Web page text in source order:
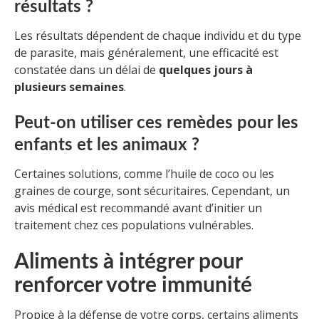
résultats ?
Les résultats dépendent de chaque individu et du type
de parasite, mais généralement, une efficacité est
constatée dans un délai de quelques jours à
plusieurs semaines.
Peut-on utiliser ces remèdes pour les
enfants et les animaux ?
Certaines solutions, comme l’huile de coco ou les
graines de courge, sont sécuritaires. Cependant, un
avis médical est recommandé avant d’initier un
traitement chez ces populations vulnérables.
Aliments à intégrer pour
renforcer votre immunité
Propice à la défense de votre corps, certains aliments